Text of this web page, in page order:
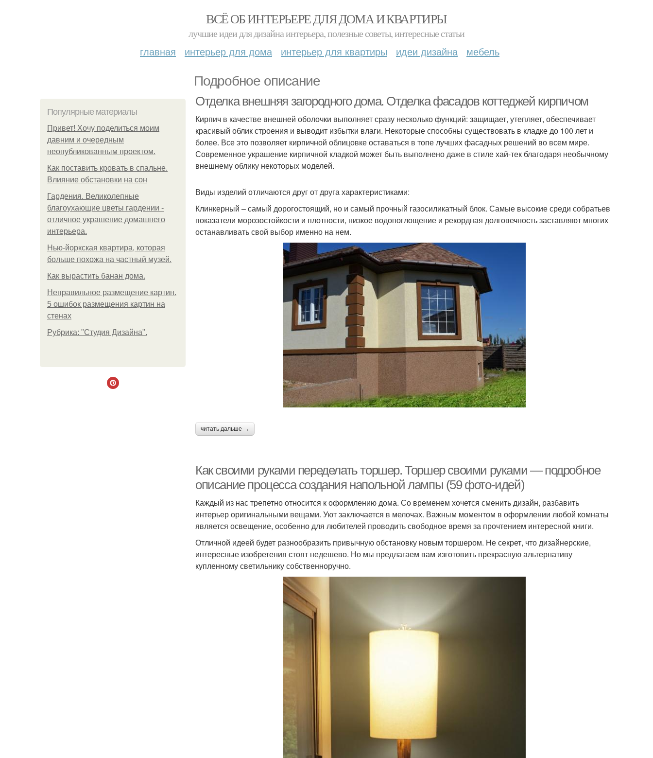
ВСЁ ОБ ИНТЕРЬЕРЕ ДЛЯ ДОМА И КВАРТИРЫ
лучшие идеи для дизайна интерьера, полезные советы, интересные статьи
главная интерьер для дома интерьер для квартиры идеи дизайна мебель
Подробное описание
Популярные материалы
Привет! Хочу поделиться моим
давним и очередным
неопубликованным проектом.
Как поставить кровать в спальне.
Влияние обстановки на сон
Гардения. Великолепные
благоухающие цветы гардении -
отличное украшение домашнего
интерьера.
Нью-йоркская квартира, которая
больше похожа на частный музей.
Как вырастить банан дома.
Неправильное размещение картин.
5 ошибок размещения картин на
стенах
Рубрика: "Студия Дизайна".
Отделка внешняя загородного дома. Отделка фасадов коттеджей кирпичом
Кирпич в качестве внешней оболочки выполняет сразу несколько функций: защищает, утепляет, обеспечивает
красивый облик строения и выводит избытки влаги. Некоторые способны существовать в кладке до 100 лет и
более. Все это позволяет кирпичной облицовке оставаться в топе лучших фасадных решений во всем мире.
Современное украшение кирпичной кладкой может быть выполнено даже в стиле хай-тек благодаря необычному
внешнему облику некоторых моделей.
Виды изделий отличаются друг от друга характеристиками:
Клинкерный – самый дорогостоящий, но и самый прочный газосиликатный блок. Самые высокие среди собратьев
показатели морозостойкости и плотности, низкое водопоглощение и рекордная долговечность заставляют многих
останавливать свой выбор именно на нем.
читать дальше →
Как своими руками переделать торшер. Торшер своими руками — подробное
описание процесса создания напольной лампы (59 фото-идей)
Каждый из нас трепетно относится к оформлению дома. Со временем хочется сменить дизайн, разбавить
интерьер оригинальными вещами. Уют заключается в мелочах. Важным моментом в оформлении любой комнаты
является освещение, особенно для любителей проводить свободное время за прочтением интересной книги.
Отличной идеей будет разнообразить привычную обстановку новым торшером. Не секрет, что дизайнерские,
интересные изобретения стоят недешево. Но мы предлагаем вам изготовить прекрасную альтернативу
купленному светильнику собственноручно.